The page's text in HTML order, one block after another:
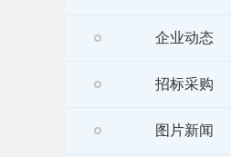
企业动态
招标采购
图片新闻